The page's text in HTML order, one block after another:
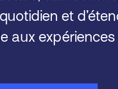
et
aux expériences